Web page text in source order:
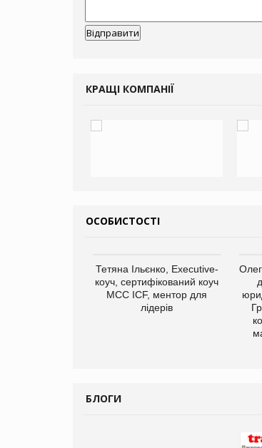
КРАЩІ КОМПАНІЇ
ОСОБИСТОСТІ
Тетяна Ільєнко, Executive-
коуч, сертифікований коуч
МСС ICF, ментор для
лідерів
БЛОГИ